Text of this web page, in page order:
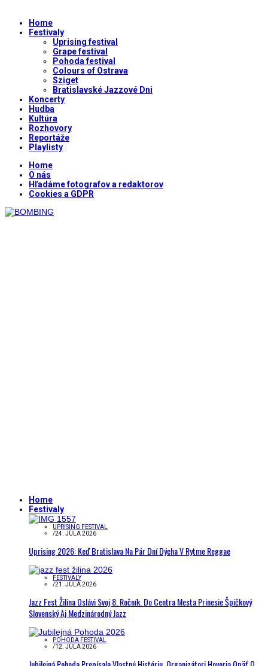
Home
Festivaly
Uprising festival
Grape festival
Pohoda festival
Colours of Ostrava
Sziget
Bratislavské Jazzové Dni
Koncerty
Hudba
Kultúra
Rozhovory
Reportáže
Playlisty
Home
O nás
Hľadáme fotografov a redaktorov
Cookies a GDPR
Home
Festivaly
UPRISING FESTIVAL
/24. JÚLA 2026
Uprising 2026: Keď Bratislava Na Pár Dní Dýcha V Rytme Reggae
FESTIVALY
/21. JÚLA 2026
Jazz Fest Žilina Oslávi Svoj 8. Ročník. Do Centra Mesta Prinesie Špičkový
Slovenský Aj Medzinárodný Jazz
POHODA FESTIVAL
/12. JÚLA 2026